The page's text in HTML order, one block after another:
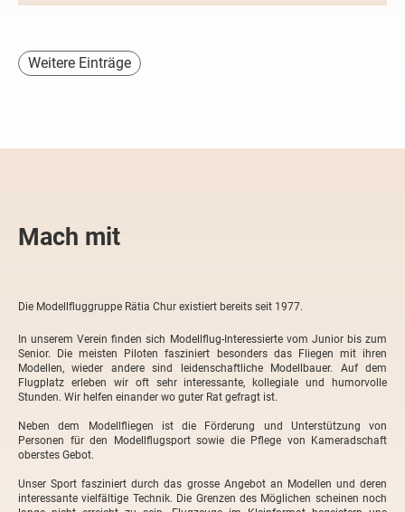
Weitere Einträge
Mach mit
Die Modellfluggruppe Rätia Chur existiert bereits seit 1977.
In unserem Verein finden sich Modellflug-Interessierte vom Junior bis zum
Senior. Die meisten Piloten fasziniert besonders das Fliegen mit ihren
Modellen, wieder andere sind leidenschaftliche Modellbauer. Auf dem
Flugplatz erleben wir oft sehr interessante, kollegiale und humorvolle
Stunden. Wir helfen einander wo guter Rat gefragt ist.
Neben dem Modellfliegen ist die Förderung und Unterstützung von
Personen für den Modellflugsport sowie die Pflege von Kameradschaft
oberstes Gebot.
Unser Sport fasziniert durch das grosse Angebot an Modellen und deren
interessante vielfältige Technik. Die Grenzen des Möglichen scheinen noch